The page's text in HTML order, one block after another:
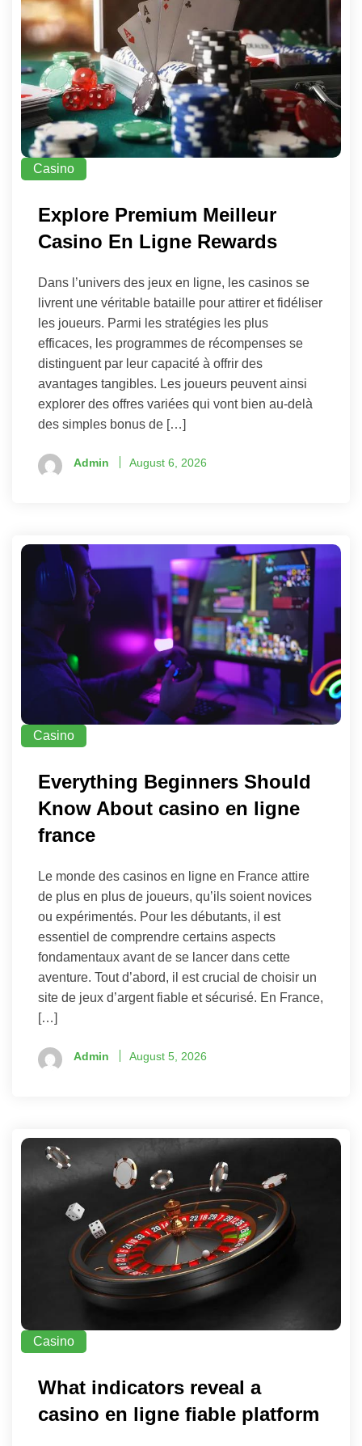
Casino
Explore Premium Meilleur
Casino En Ligne Rewards
Dans l’univers des jeux en ligne, les casinos se
livrent une véritable bataille pour attirer et fidéliser
les joueurs. Parmi les stratégies les plus
efficaces, les programmes de récompenses se
distinguent par leur capacité à offrir des
avantages tangibles. Les joueurs peuvent ainsi
explorer des offres variées qui vont bien au-delà
des simples bonus de […]
Admin August 6, 2026
Casino
Everything Beginners Should
Know About casino en ligne
france
Le monde des casinos en ligne en France attire
de plus en plus de joueurs, qu’ils soient novices
ou expérimentés. Pour les débutants, il est
essentiel de comprendre certains aspects
fondamentaux avant de se lancer dans cette
aventure. Tout d’abord, il est crucial de choisir un
site de jeux d’argent fiable et sécurisé. En France,
[…]
Admin August 5, 2026
Casino
What indicators reveal a
casino en ligne fiable platform